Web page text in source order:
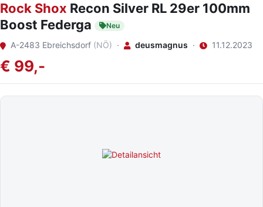
Rock Shox Recon Silver RL 29er 100mm
Boost Federga
Neu
A-2483 Ebreichsdorf (NÖ) · deusmagnus · 11.12.2023
€ 99,-